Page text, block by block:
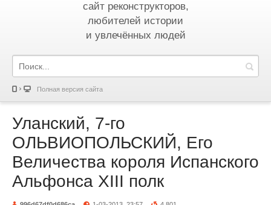
сайт реконструкторов,
любителей истории
и увлечённых людей
Полная версия сайта
Уланский, 7-го
ОЛЬВИОПОЛЬСКИЙ, Его
Величества короля Испанского
Альфонса XIII полк